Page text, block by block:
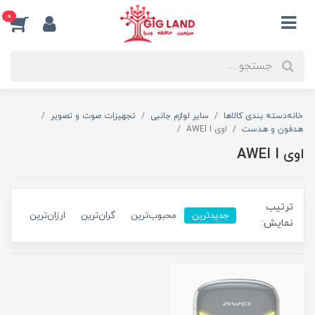
0
خانهدسته بندی کالاها سایر لوازم جانبی
تجهیزات صوت و تصویر
هدفون و هدست
اوی AWEI I
اوی AWEI I
ترتیب
نمایش:
جدیدترین محبوب‌ترین گران‌ترین ارزان‌ترین